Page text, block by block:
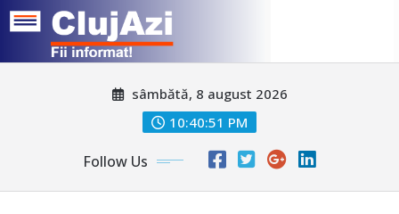
sâmbătă, 8 august 2026
10:40:54 PM
Follow Us